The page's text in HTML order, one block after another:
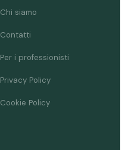
Chi siamo
Contatti
Per i professionisti
Privacy Policy
Cookie Policy